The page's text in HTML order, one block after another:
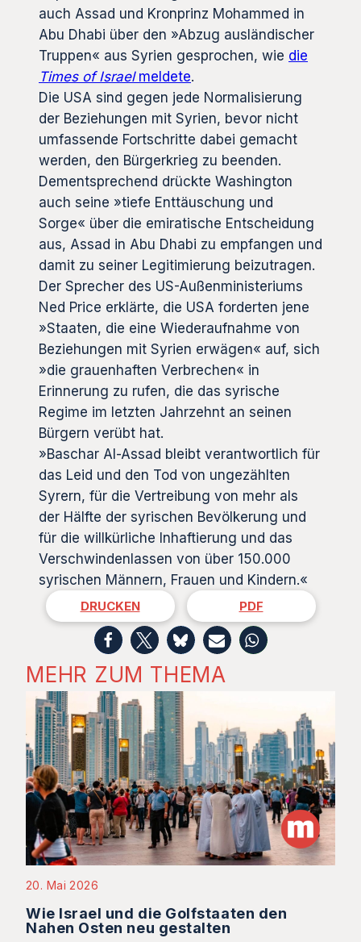
auch Assad und Kronprinz Mohammed in
Abu Dhabi über den »Abzug ausländischer
Truppen« aus Syrien gesprochen, wie die
Times of Israelmeldete.
Die USA sind gegen jede Normalisierung
der Beziehungen mit Syrien, bevor nicht
umfassende Fortschritte dabei gemacht
werden, den Bürgerkrieg zu beenden.
Dementsprechend drückte Washington
auch seine »tiefe Enttäuschung und
Sorge« über die emiratische Entscheidung
aus, Assad in Abu Dhabi zu empfangen und
damit zu seiner Legitimierung beizutragen.
Der Sprecher des US-Außenministeriums
Ned Price erklärte, die USA forderten jene
»Staaten, die eine Wiederaufnahme von
Beziehungen mit Syrien erwägen« auf, sich
»die grauenhaften Verbrechen« in
Erinnerung zu rufen, die das syrische
Regime im letzten Jahrzehnt an seinen
Bürgern verübt hat.
»Baschar Al-Assad bleibt verantwortlich für
das Leid und den Tod von ungezählten
Syrern, für die Vertreibung von mehr als
der Hälfte der syrischen Bevölkerung und
für die willkürliche Inhaftierung und das
Verschwindenlassen von über 150.000
syrischen Männern, Frauen und Kindern.«
DRUCKEN PDF
MEHR ZUM THEMA
20. Mai 2026
Wie Israel und die Golfstaaten den
Nahen Osten neu gestalten